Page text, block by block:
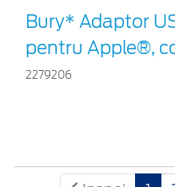
Bury* Adaptor
pentru Apple®,
2279206